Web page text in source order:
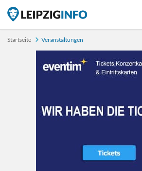
Startseite Veranstaltungen